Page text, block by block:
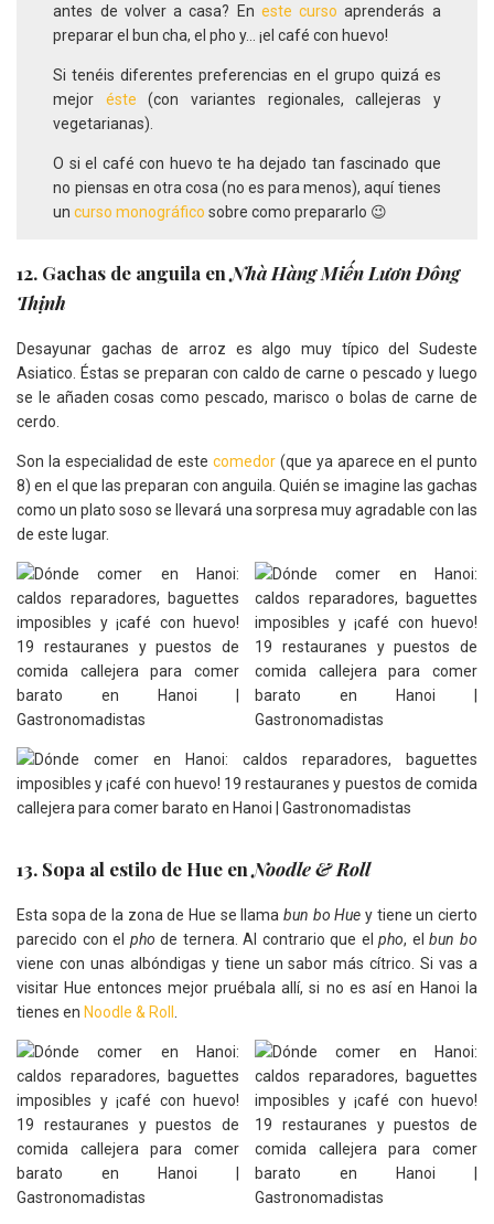
antes de volver a casa? En este curso aprenderás a
preparar el bun cha, el pho y… ¡el café con huevo!
Si tenéis diferentes preferencias en el grupo quizá es
mejor éste (con variantes regionales, callejeras y
vegetarianas).
O si el café con huevo te ha dejado tan fascinado que
no piensas en otra cosa (no es para menos), aquí tienes
uncurso monográfico sobre como prepararlo 😉
12. Gachas de anguila enNhà Hàng Miến Lươn Đông
Thịnh
Desayunar gachas de arroz es algo muy típico del Sudeste
Asiatico. Éstas se preparan con caldo de carne o pescado y luego
se le añaden cosas como pescado, marisco o bolas de carne de
cerdo.
Son la especialidad de estecomedor (que ya aparece en el punto
8) en el que las preparan con anguila. Quién se imagine las gachas
como un plato soso se llevará una sorpresa muy agradable con las
de este lugar.
13. Sopa al estilo de Hue enNoodle & Roll
Esta sopa de la zona de Hue se llama bun bo Hue y tiene un cierto
parecido con el pho de ternera. Al contrario que elpho, elbun bo
viene con unas albóndigas y tiene un sabor más cítrico. Si vas a
visitar Hue entonces mejor pruébala allí, si no es así en Hanoi la
tienes en Noodle & Roll .